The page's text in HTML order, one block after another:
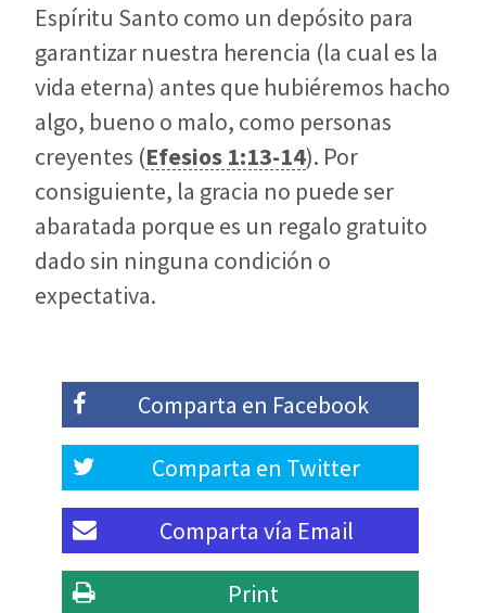
Espíritu Santo como un depósito para
garantizar nuestra herencia (la cual es la
vida eterna) antes que hubiéremos hacho
algo, bueno o malo, como personas
creyentes (Efesios 1:13-14). Por
consiguiente, la gracia no puede ser
abaratada porque es un regalo gratuito
dado sin ninguna condición o
expectativa.
Comparta en Facebook
Comparta en Twitter
Comparta vía Email
Print